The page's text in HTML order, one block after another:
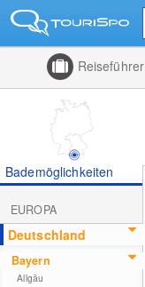
Reiseführer
Bademöglichkeiten
EUROPA
Deutschland
Bayern
Allgäu